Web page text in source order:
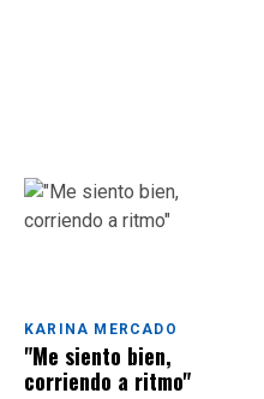
KARINA MERCADO
"Me siento bien,
corriendo a ritmo"